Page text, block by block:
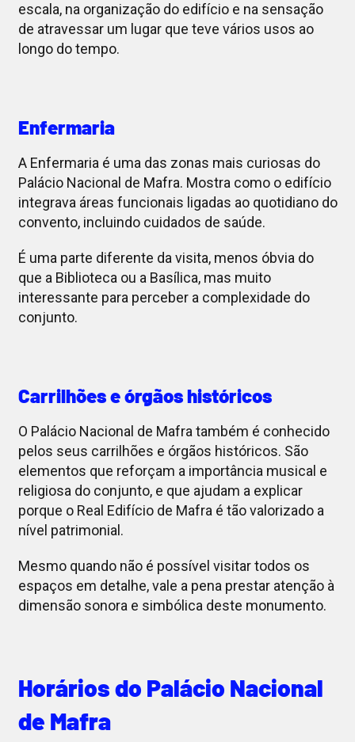
escala, na organização do edifício e na sensação
de atravessar um lugar que teve vários usos ao
longo do tempo.
Enfermaria
A Enfermaria é uma das zonas mais curiosas do
Palácio Nacional de Mafra. Mostra como o edifício
integrava áreas funcionais ligadas ao quotidiano do
convento, incluindo cuidados de saúde.
É uma parte diferente da visita, menos óbvia do
que a Biblioteca ou a Basílica, mas muito
interessante para perceber a complexidade do
conjunto.
Carrilhões e órgãos históricos
O Palácio Nacional de Mafra também é conhecido
pelos seus carrilhões e órgãos históricos. São
elementos que reforçam a importância musical e
religiosa do conjunto, e que ajudam a explicar
porque o Real Edifício de Mafra é tão valorizado a
nível patrimonial.
Mesmo quando não é possível visitar todos os
espaços em detalhe, vale a pena prestar atenção à
dimensão sonora e simbólica deste monumento.
Horários do Palácio Nacional
de Mafra